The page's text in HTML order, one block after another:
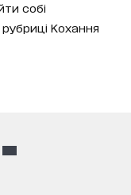
собі
Кохання